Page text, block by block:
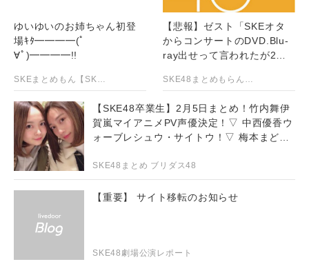
ゆいゆいのお姉ちゃん初登
場ｷﾀ━━━━(ﾟ
∀ﾟ)━━━━!!
【悲報】ゼスト「SKEオタ
からコンサートのDVD.Blu-
ray出せって言われたが2千
作れない」
【SKE48卒業生】2月5日まとめ！竹内舞伊
賀嵐マイアニメPV声優決定！▽ 中西優香ウ
ォーブレシュウ・サイトウ！▽ 梅本まどか
二村春香！
SKE48まとめ ブリダス48
【重要】 サイト移転のお知らせ
SKE48劇場公演レポート